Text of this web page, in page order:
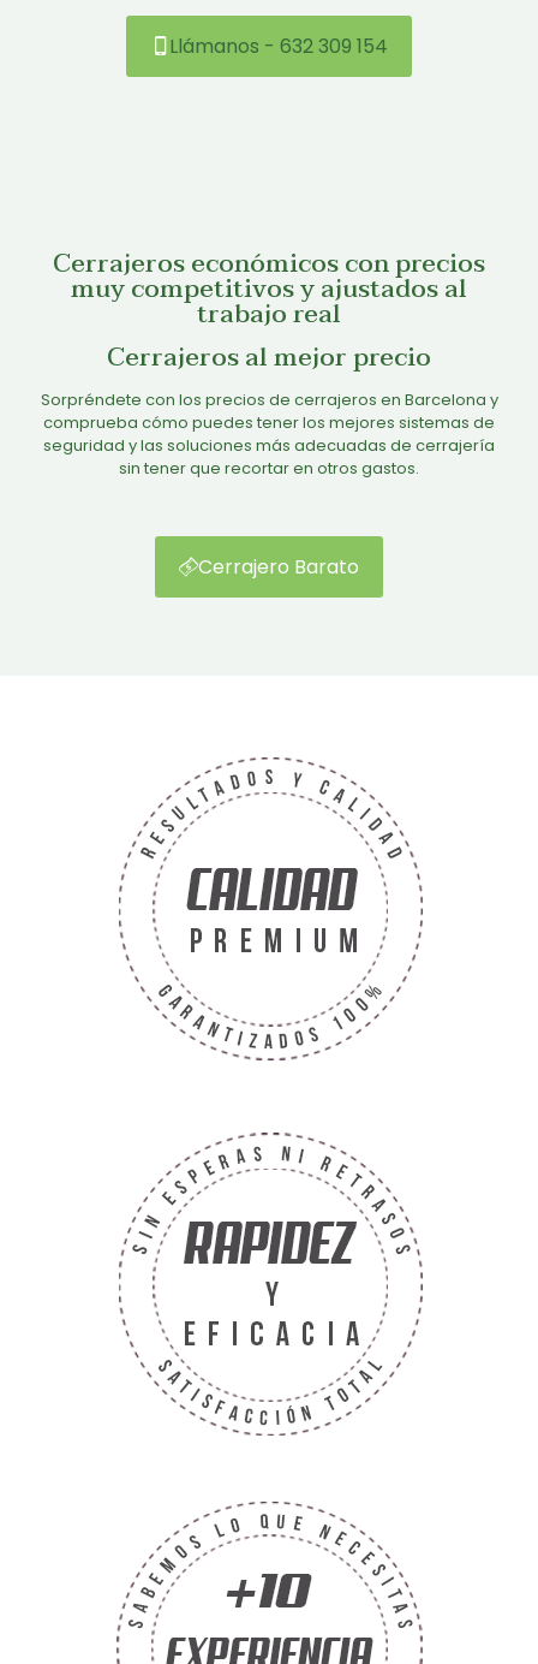
Llámanos - 632 309 154
Cerrajeros económicos con precios
muy competitivos y ajustados al
trabajo real
Cerrajeros al mejor precio
Sorpréndete con los precios de cerrajeros en Barcelona y
comprueba cómo puedes tener los mejores sistemas de
seguridad y las soluciones más adecuadas de cerrajería
sin tener que recortar en otros gastos.
Cerrajero Barato